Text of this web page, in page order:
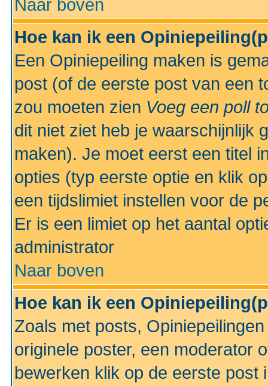
Naar boven
Hoe kan ik een
Een Opiniepeiling maken is
post (of de eerste post van een
zou moeten zien Voeg een poll
dit niet ziet heb je waarschijnlijk
maken). Je moet eerst een titel
opties (typ eerste optie en klik
een tijdslimiet instellen voor de
Er is een limiet op het aantal
administrator
Naar boven
Hoe kan ik een
Zoals met posts,
originele poster, een moderator
bewerken klik op de eerste post